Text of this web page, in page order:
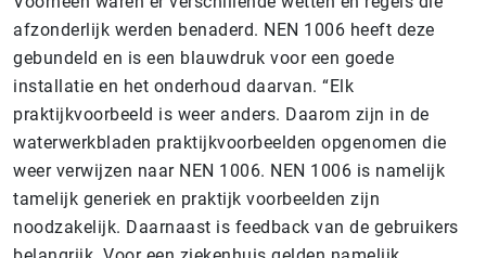
afzonderlijk werden benaderd. NEN 1006 heeft deze
gebundeld en is een blauwdruk voor een goede
installatie en het onderhoud daarvan. “Elk
praktijkvoorbeeld is weer anders. Daarom zijn in de
waterwerkbladen praktijkvoorbeelden opgenomen die
weer verwijzen naar NEN 1006. NEN 1006 is namelijk
tamelijk generiek en praktijk voorbeelden zijn
noodzakelijk. Daarnaast is feedback van de gebruikers